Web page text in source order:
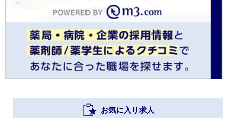
お気に入り求人